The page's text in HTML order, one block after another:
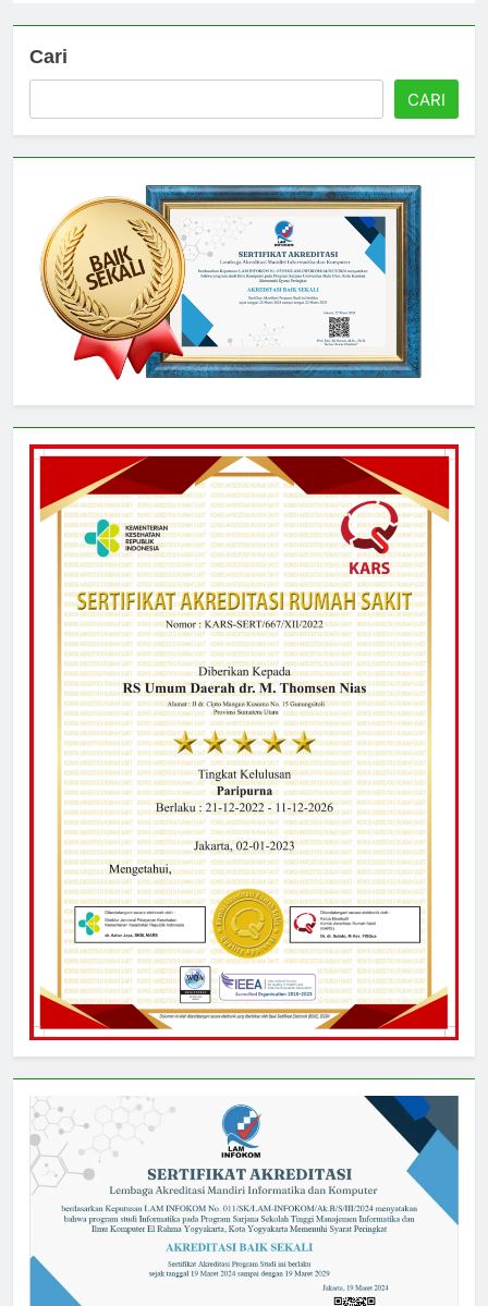
Cari
CARI